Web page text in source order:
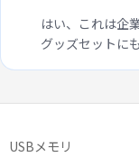
はい、これは企
グッズセットに
USBメモリ